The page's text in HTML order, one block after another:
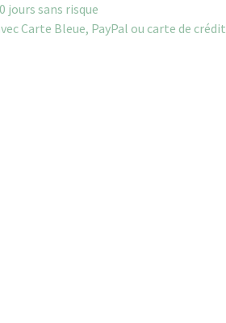
jours sans risque
Carte Bleue, PayPal ou carte de crédit